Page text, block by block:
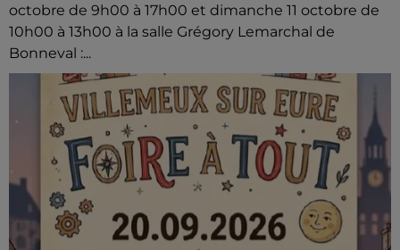
octobre de 9h00 à 17h00 et dimanche 11 octobre de
10h00 à 13h00 à la salle Grégory Lemarchal de
Bonneval :...